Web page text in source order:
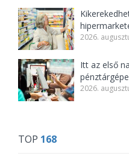
2026.
Itt az első
2026.
TOP 168